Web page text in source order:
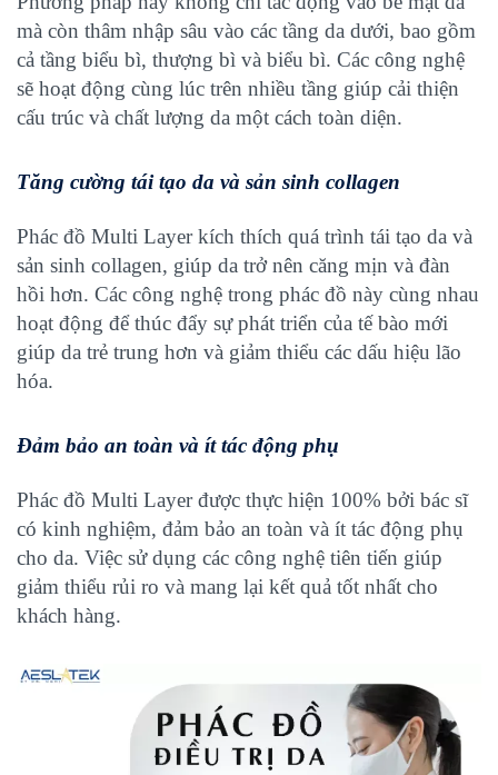
mà còn thâm nhập sâu vào các tầng da dưới, bao gồm
cả tầng biểu bì, thượng bì và biểu bì. Các công nghệ
sẽ hoạt động cùng lúc trên nhiều tầng giúp cải thiện
cấu trúc và chất lượng da một cách toàn diện.
Tăng cường tái tạo da và sản sinh collagen
Phác đồ Multi Layer kích thích quá trình tái tạo da và
sản sinh collagen, giúp da trở nên căng mịn và đàn
hồi hơn. Các công nghệ trong phác đồ này cùng nhau
hoạt động để thúc đẩy sự phát triển của tế bào mới
giúp da trẻ trung hơn và giảm thiểu các dấu hiệu lão
hóa.
Đảm bảo an toàn và ít tác động phụ
Phác đồ Multi Layerđược thực hiện 100% bởi bác sĩ
có kinh nghiệm, đảm bảo an toàn và ít tác động phụ
cho da. Việc sử dụng các công nghệ tiên tiến giúp
giảm thiểu rủi ro và mang lại kết quả tốt nhất cho
khách hàng.